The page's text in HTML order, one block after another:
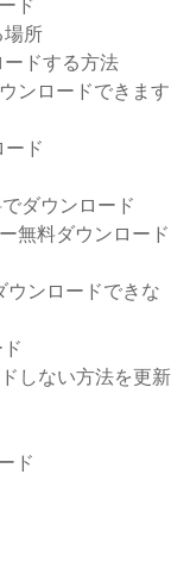
ド
場所
ードする方法
ンロードできます
ド
ダウンロード
無料ダウンロード
ウンロードできな
しない方法を更新
ド